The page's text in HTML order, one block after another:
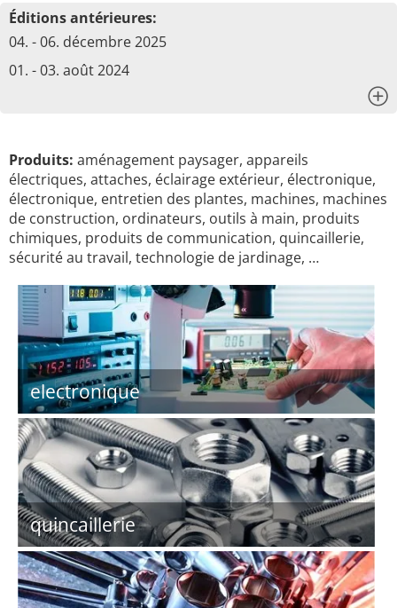
Éditions antérieures:
04. - 06. décembre 2025
01. - 03. août 2024
Produits: aménagement paysager, appareils
électriques, attaches, éclairage extérieur, électronique,
électronique, entretien des plantes, machines, machines
de construction, ordinateurs, outils à main, produits
chimiques, produits de communication, quincaillerie,
sécurité au travail, technologie de jardinage, …
electronique
quincaillerie